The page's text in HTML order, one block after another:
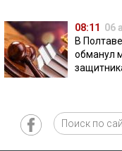
08:11 06
В
обманул